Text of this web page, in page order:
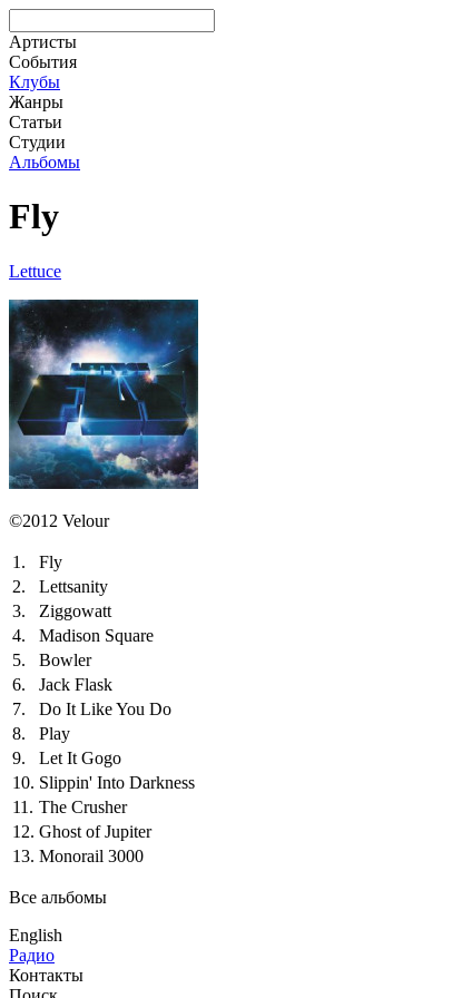
Артисты
События
Клубы
Жанры
Статьи
Студии
Альбомы
Fly
Lettuce
©2012 Velour
1.
Fly
2.
Lettsanity
3.
Ziggowatt
4.
Madison Square
5.
Bowler
6.
Jack Flask
7.
Do It Like You Do
8.
Play
9.
Let It Gogo
10. Slippin' Into Darkness
11. The Crusher
12. Ghost of Jupiter
13. Monorail 3000
Все альбомы
English
Радио
Контакты